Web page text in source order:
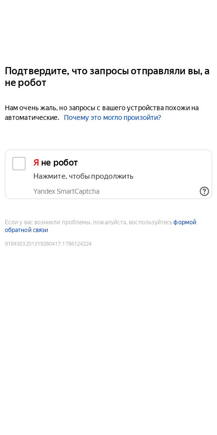
Подтвердите, что запросы отправляли вы, а
не робот
Нам очень жаль, но запросы с вашего устройства похожи на
автоматические.
Почему это могло произойти?
Я не робот
Нажмите, чтобы продолжить
Yandex SmartCaptcha
Если у вас возникли проблемы, пожалуйста, воспользуйтесьформой
обратной связи
9184303201319280417:1786124224